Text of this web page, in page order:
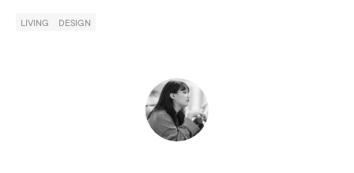
LIVING DESIGN